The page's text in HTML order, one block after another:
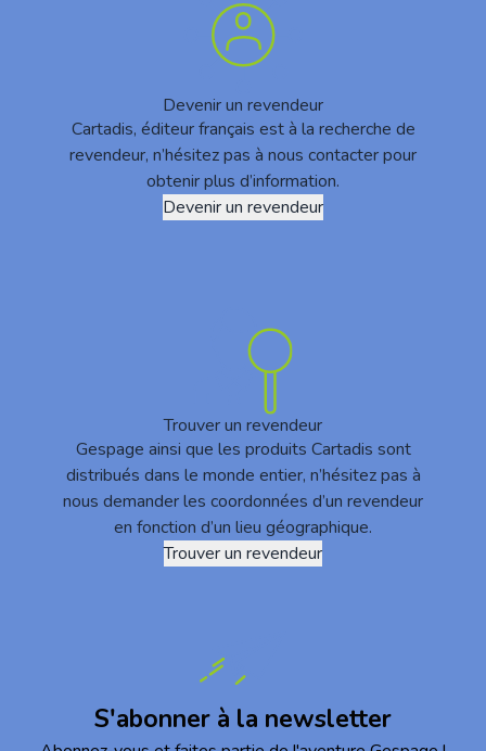
Devenir un revendeur
Cartadis, éditeur français est à la recherche de
revendeur, n’hésitez pas à nous contacter pour
obtenir plus d’information.
Devenir un revendeur
Trouver un revendeur
Gespage ainsi que les produits Cartadis sont
distribués dans le monde entier, n’hésitez pas à
nous demander les coordonnées d’un revendeur
en fonction d’un lieu géographique.
Trouver un revendeur
S'abonner à la newsletter